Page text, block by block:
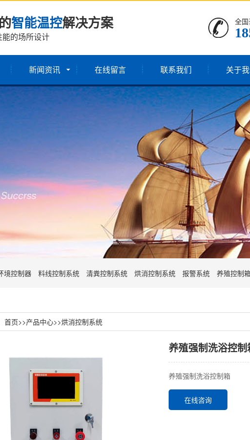
智能温控解决方案
的场所设计
全国
新闻资讯 在线留言 联系我们 关于
境控制器 料线控制系统 清粪控制系统 烘消控制系统 报警系统 养殖控制
首页>>产品中心>>烘消控制系统
养殖强制洗浴控制
养殖强制洗浴控制箱
在线咨询